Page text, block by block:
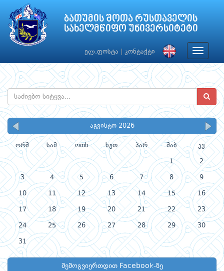
ბათუმის შოთა რუსთაველის
სახელმწიფო უნივერსიტეტი
ელ.ფოსტა კონტაქტი
Toggle
აგვისტო 2026
ორშ სამ ოთხ ხუთ პარ შაბ კვ
1 2
3 4 5 6 7 8 9
10 11 12 13 14 15 16
17 18 19 20 21 22 23
24 25 26 27 28 29 30
31
შემოგვიერთდით Facebook-ზე